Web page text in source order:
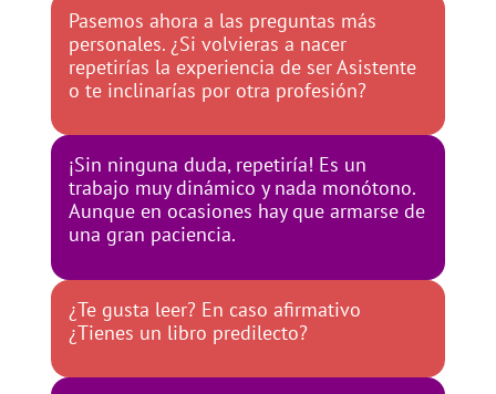
Pasemos ahora a las preguntas más
personales. ¿Si volvieras a nacer
repetirías la experiencia de ser Asistente
o te inclinarías por otra profesión?
¡Sin ninguna duda, repetiría! Es un
trabajo muy dinámico y nada monótono.
Aunque en ocasiones hay que armarse de
una gran paciencia.
¿Te gusta leer? En caso afirmativo
¿Tienes un libro predilecto?